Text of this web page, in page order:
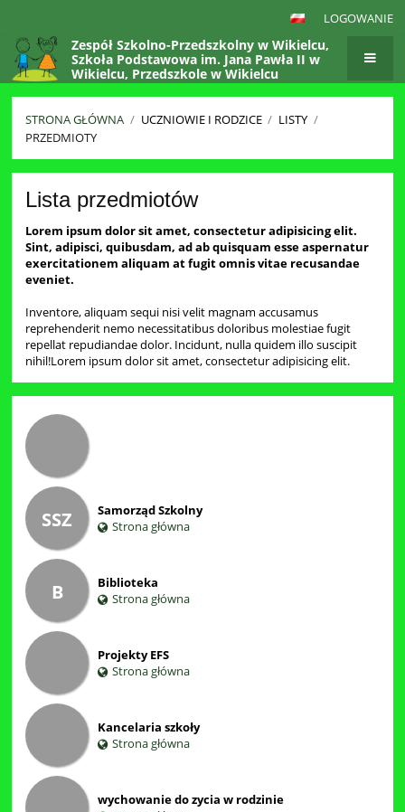
LOGOWANIE
Zespół Szkolno-Przedszkolny w Wikielcu,
Szkoła Podstawowa im. Jana Pawła II w
Wikielcu, Przedszkole w Wikielcu
STRONA GŁÓWNA / UCZNIOWIE I RODZICE / LISTY /
PRZEDMIOTY
Przedmioty
Lista przedmiotów
Lorem ipsum dolor sit amet, consectetur adipisicing elit.
Sint, adipisci, quibusdam, ad ab quisquam esse aspernatur
exercitationem aliquam at fugit omnis vitae recusandae
eveniet.
Inventore, aliquam sequi nisi velit magnam accusamus
reprehenderit nemo necessitatibus doloribus molestiae fugit
repellat repudiandae dolor. Incidunt, nulla quidem illo suscipit
nihil!Lorem ipsum dolor sit amet, consectetur adipisicing elit.
SSZ
Samorząd Szkolny
Strona główna
B
Biblioteka
Strona główna
Projekty EFS
Strona główna
Kancelaria szkoły
Strona główna
wychowanie do zycia w rodzinie